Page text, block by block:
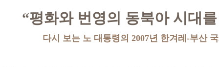
“평화와 번영의 동북아 시대
다시 보는 노 대통령의 2007년 한겨레-부산